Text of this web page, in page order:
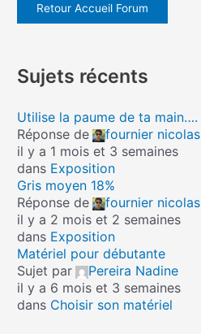
Retour Accueil Forum
Sujets récents
Utilise la paume de ta main….
Réponse de
fournier nicolas
il y a 1 mois et 3 semaines
dans Exposition
Gris moyen 18%
Réponse de
fournier nicolas
il y a 2 mois et 2 semaines
dans Exposition
Matériel pour débutante
Sujet par
Pereira Nadine
il y a 6 mois et 3 semaines
dans Choisir son matériel